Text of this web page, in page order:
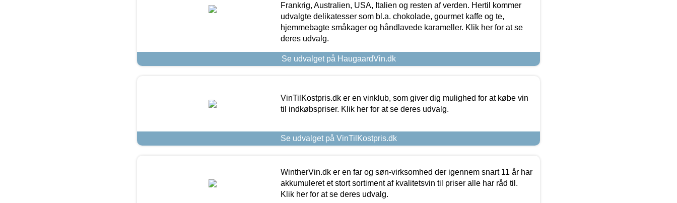
Frankrig, Australien, USA, Italien og resten af verden. Hertil kommer
udvalgte delikatesser som bl.a. chokolade, gourmet kaffe og te,
hjemmebagte småkager og håndlavede karameller. Klik her for at se
deres udvalg.
Se udvalget på HaugaardVin.dk
VinTilKostpris.dk er en vinklub, som giver dig mulighed for at købe vin
til indkøbspriser. Klik her for at se deres udvalg.
Se udvalget på VinTilKostpris.dk
WintherVin.dk er en far og søn-virksomhed der igennem snart 11 år har
akkumuleret et stort sortiment af kvalitetsvin til priser alle har råd til.
Klik her for at se deres udvalg.